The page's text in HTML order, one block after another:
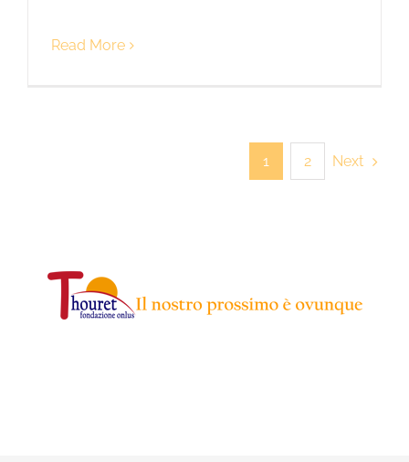
Read More
1 2 Next